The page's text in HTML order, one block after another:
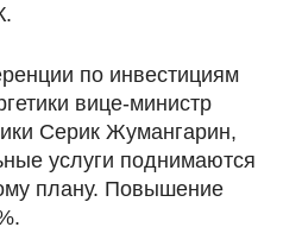
по инвестициям
вице-министр
Серик Жумангарин,
услуги поднимаются
плану. Повышение